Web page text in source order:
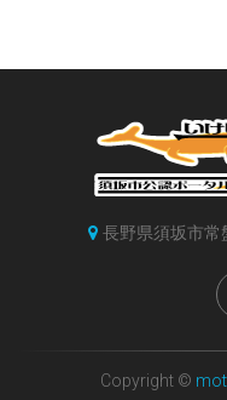
長野県須坂市常
Copyright ©